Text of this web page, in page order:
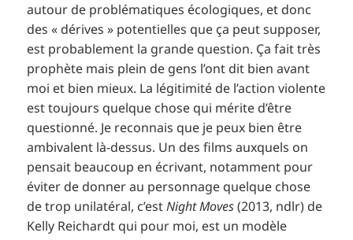
autour de problématiques écologiques, et donc
des « dérives » potentielles que ça peut supposer,
est probablement la grande question. Ça fait très
prophète mais plein de gens l’ont dit bien avant
moi et bien mieux. La légitimité de l’action violente
est toujours quelque chose qui mérite d’être
questionné. Je reconnais que je peux bien être
ambivalent là-dessus. Un des films auxquels on
pensait beaucoup en écrivant, notamment pour
éviter de donner au personnage quelque chose
de trop unilatéral, c’estNight Moves(2013, ndlr) de
Kelly Reichardt qui pour moi, est un modèle